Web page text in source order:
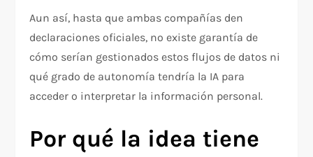
Aun así, hasta que ambas compañías den
declaraciones oficiales, no existe garantía de
cómo serían gestionados estos flujos de datos ni
qué grado de autonomía tendría la IA para
acceder o interpretar la información personal.
Por qué la idea tiene